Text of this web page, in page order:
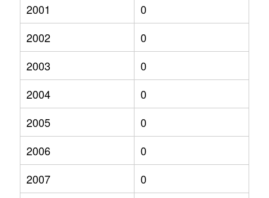
2001
0
2002
0
2003
0
2004
0
2005
0
2006
0
2007
0